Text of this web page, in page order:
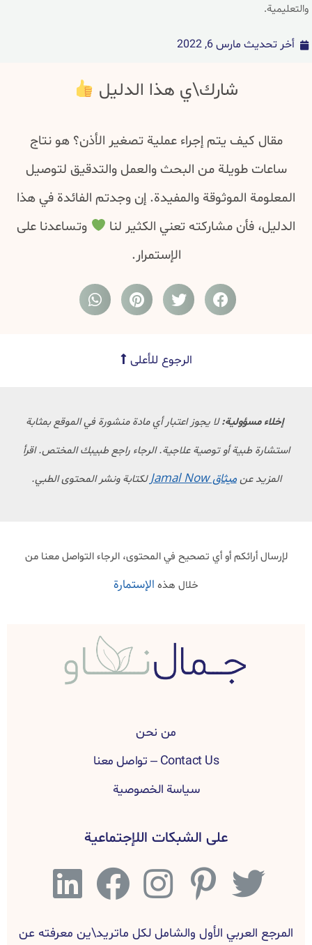
والتعليمية.
أخر تحديث مارس 6, 2022
شارك\ي هذا الدليل
مقال كيف يتم إجراء عملية تصغير الأذن؟ هو نتاج
ساعات طويلة من البحث والعمل والتدقيق لتوصيل
المعلومة الموثوقة والمفيدة. إن وجدتم الفائدة في هذا
الدليل، فأن مشاركته تعني الكثير لنا
وتساعدنا على
الإستمرار.
الرجوع للأعلى
إخلاء مسؤولية:لا يجوز اعتبار أي مادة منشورة في الموقع بمثابة
استشارة طبية أو توصية علاجية. الرجاء راجع طبيبك المختص. اقرأ
المزيد عنميثاق Jamal Now لكتابة ونشر المحتوى الطبي.
لإرسال أرائكم أو أي تصحيح في المحتوى، الرجاء التواصل معنا من
خلال هذه الإستمارة
من نحن
Contact Us – تواصل معنا
سياسة الخصوصية
على الشبكات اللإجتماعية
المرجع العربي الأول والشامل لكل ماتريد\ين معرفته عن